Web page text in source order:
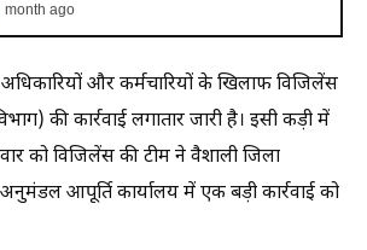
month ago
अधिकारियों और कर्मचारियों के खिलाफ विजिलेंस
की कार्रवाई लगातार जारी है। इसी कड़ी में
को विजिलेंस की टीम ने वैशाली जिला
आपूर्ति कार्यालय में एक बड़ी कार्रवाई को